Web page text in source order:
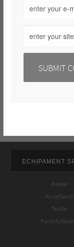
ECHIPAMENT
Palete
Huse/Genti
Textile
Pantofi/